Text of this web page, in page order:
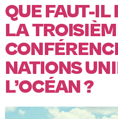
QUE FAUT-IL
LA
NATIONS
L’OCÉAN ?